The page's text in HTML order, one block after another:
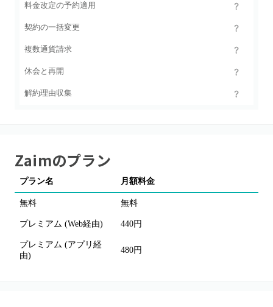
料金改定の予約適用
契約の一括変更
複数通貨請求
休会と再開
解約理由収集
Zaimのプラン
プラン名 月額料金
無料 無料
プレミアム (Web経由) 440円
プレミアム (アプリ経
由)
480円